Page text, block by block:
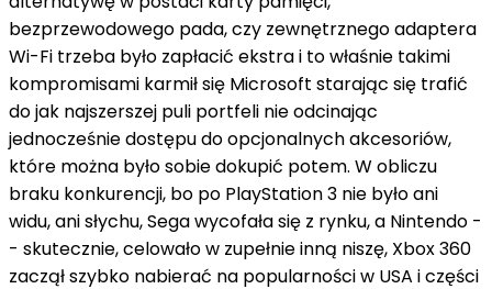
bezprzewodowego pada, czy zewnętrznego adaptera
Wi-Fi trzeba było zapłacić ekstra i to właśnie takimi
kompromisami karmił się Microsoft starając się trafić
do jak najszerszej puli portfeli nie odcinając
jednocześnie dostępu do opcjonalnych akcesoriów,
które można było sobie dokupić potem. W obliczu
braku konkurencji, bo po PlayStation 3 nie było ani
widu, ani słychu, Sega wycofała się z rynku, a Nintendo -
- skutecznie, celowało w zupełnie inną niszę, Xbox 360
zaczął szybko nabierać na popularności w USA i części